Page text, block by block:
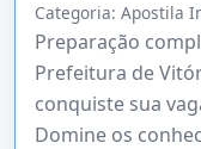
Categoria: Apostila
Preparação
Prefeitura de
conquiste sua
Domine os